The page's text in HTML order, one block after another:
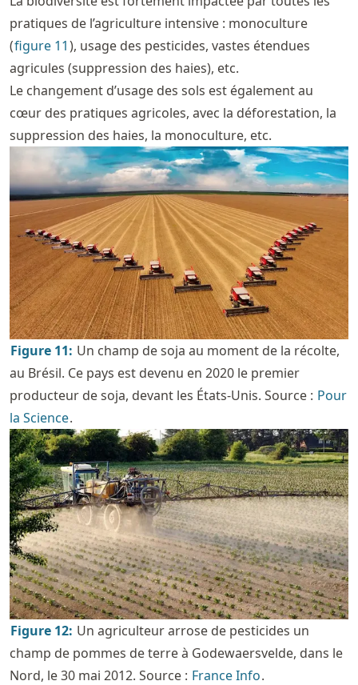
pratiques de l’agriculture intensive : monoculture
(figure 11), usage des pesticides, vastes étendues
agricules (suppression des haies), etc.
Le changement d’usage des sols est également au
cœur des pratiques agricoles, avec la déforestation, la
suppression des haies, la monoculture, etc.
Figure 11: Un champ de soja au moment de la récolte,
au Brésil. Ce pays est devenu en 2020 le premier
producteur de soja, devant les États-Unis. Source : Pour
la Science.
Figure 12: Un agriculteur arrose de pesticides un
champ de pommes de terre à Godewaersvelde, dans le
Nord, le 30 mai 2012. Source : France Info.